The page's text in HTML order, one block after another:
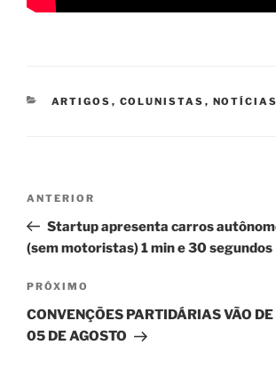
CATEGORIAS
ARTIGOS , COLUNISTAS , NOTÍCIAS
Post
Post
anterior
ANTERIOR
Startup apresenta carros
(sem motoristas) 1 min e 30 segundos
Próximo
post
PRÓXIMO
CONVENÇÕES PARTIDÁRIAS VÃO
05 DE AGOSTO